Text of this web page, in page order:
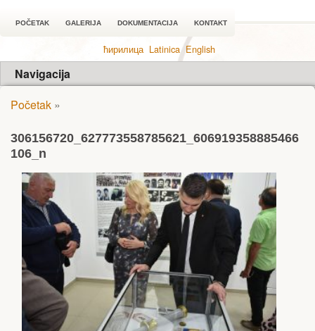
POČETAK GALERIJA DOKUMENTACIJA KONTAKT
ћирилица Latinica English
Navigacija
Početak »
306156720_627773558785621_606919358885466
106_n